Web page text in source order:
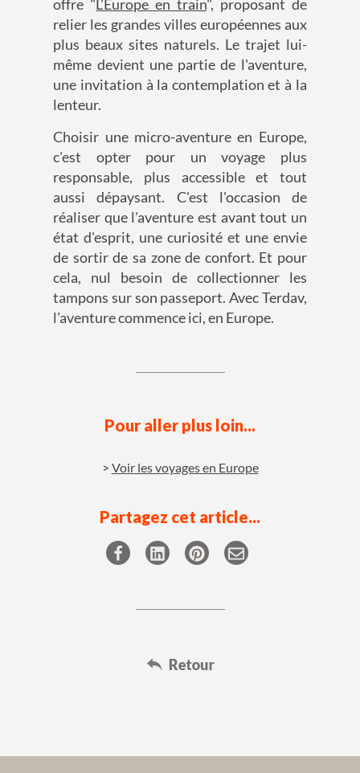
offre "L'Europe en train", proposant de
relier les grandes villes européennes aux
plus beaux sites naturels. Le trajet lui-
même devient une partie de l'aventure,
une invitation à la contemplation et à la
lenteur.
Choisir une micro-aventure en Europe,
c'est opter pour un voyage plus
responsable, plus accessible et tout
aussi dépaysant. C'est l'occasion de
réaliser que l'aventure est avant tout un
état d'esprit, une curiosité et une envie
de sortir de sa zone de confort. Et pour
cela, nul besoin de collectionner les
tampons sur son passeport. Avec Terdav,
l'aventure commence ici, en Europe.
Pour aller plus loin...
Voir les voyages en Europe
Partagez cet article...